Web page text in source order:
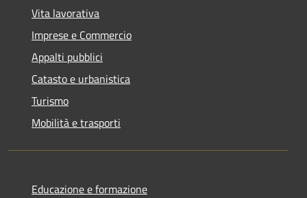
Vita lavorativa
Imprese e Commercio
Appalti pubblici
Catasto e urbanistica
Turismo
Mobilità e trasporti
Educazione e formazione